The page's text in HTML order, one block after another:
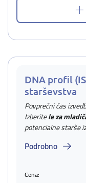
DNA profil
starševstva
Povprečni čas
Izberitele za
potencialne starše
Podrobno
Cena: